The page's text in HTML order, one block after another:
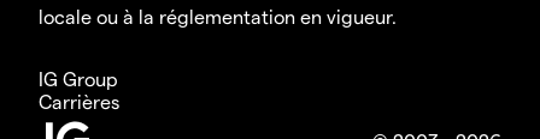
locale ou à la réglementation en vigueur.
IG Group
Carrières